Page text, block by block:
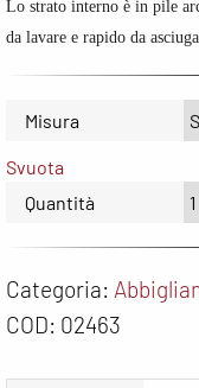
Lo strato interno è in pile
da lavare e rapido da
Misura
Svuota
Quantità
Categoria:
COD: 02463